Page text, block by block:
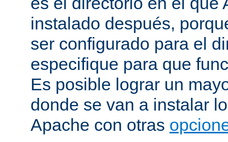
instalado después,
ser configurado para el
especifique para que
Es posible lograr un
donde se van a instalar
Apache con otras